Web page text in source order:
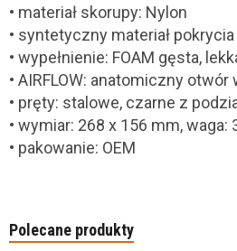
• materiał skorupy: Nylon
• syntetyczny materiał pokrycia
• wypełnienie: FOAM gęsta,
• AIRFLOW: anatomiczny
• pręty: stalowe, czarne z
• wymiar: 268 x 156 mm, waga:
• pakowanie: OEM
Polecane produkty